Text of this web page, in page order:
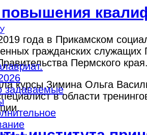
задаваемые
года в Прикамском
гражданских
Пермского края.
курсы Зимина Ольга
в области